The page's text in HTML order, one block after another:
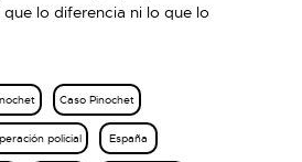
lo diferencia ni lo que lo
Caso Pinochet
policial España